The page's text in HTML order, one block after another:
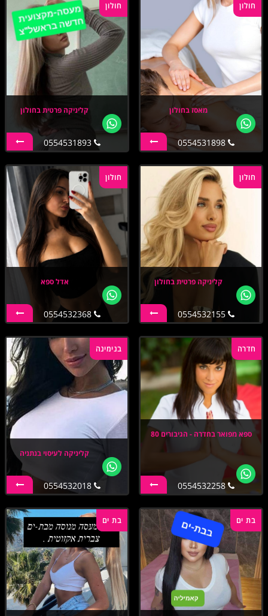
חולון
מאסז בחולון
0554531898
חולון
קליניקה פרטית בחולון
0554531893
חולון
קליניקה פרטית בחולון
0554532155
חולון
אדל ספא
0554532368
חדרה
ספא מפואר בחדרה - הגיבורים 80
0554532258
בנימינה
קליניקה לעיסוי בנתניה
0554532018
בת ים בת ים